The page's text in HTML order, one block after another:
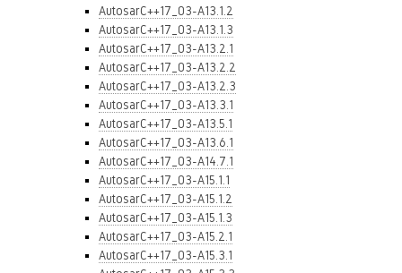
AutosarC++17_03-A13.1.2
AutosarC++17_03-A13.1.3
AutosarC++17_03-A13.2.1
AutosarC++17_03-A13.2.2
AutosarC++17_03-A13.2.3
AutosarC++17_03-A13.3.1
AutosarC++17_03-A13.5.1
AutosarC++17_03-A13.6.1
AutosarC++17_03-A14.7.1
AutosarC++17_03-A15.1.1
AutosarC++17_03-A15.1.2
AutosarC++17_03-A15.1.3
AutosarC++17_03-A15.2.1
AutosarC++17_03-A15.3.1